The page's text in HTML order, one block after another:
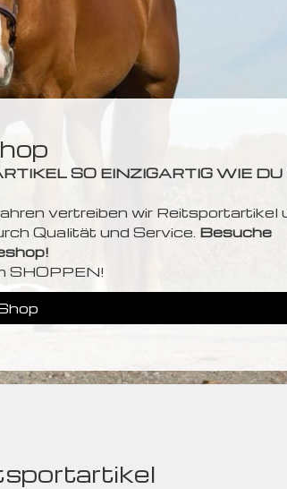
SO EINZIGARTIG WIE DU
vertreiben wir Reitsportartikel
Qualität und Service. Besuche
SHOPPEN!